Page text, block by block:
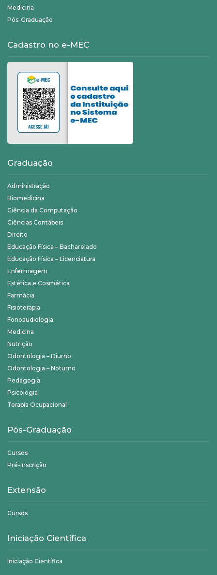
Medicina
Pós-Graduação
Cadastro no e-MEC
Graduação
Administração
Biomedicina
Ciência da Computação
Ciências Contábeis
Direito
Educação Física – Bacharelado
Educação Física – Licenciatura
Enfermagem
Estética e Cosmética
Farmácia
Fisioterapia
Fonoaudiologia
Medicina
Nutrição
Odontologia – Diurno
Odontologia – Noturno
Pedagogia
Psicologia
Terapia Ocupacional
Pós-Graduação
Cursos
Pré-inscrição
Extensão
Cursos
Iniciação Científica
Iniciação Científica